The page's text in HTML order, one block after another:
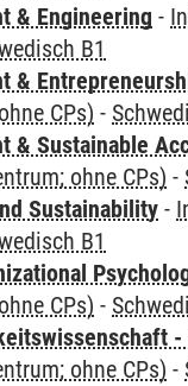
& Engineering -
B1
&
CPs) -
& Sustainable
ohne CPs) -
Sustainability -
B1
CPs) -
ohne CPs) -